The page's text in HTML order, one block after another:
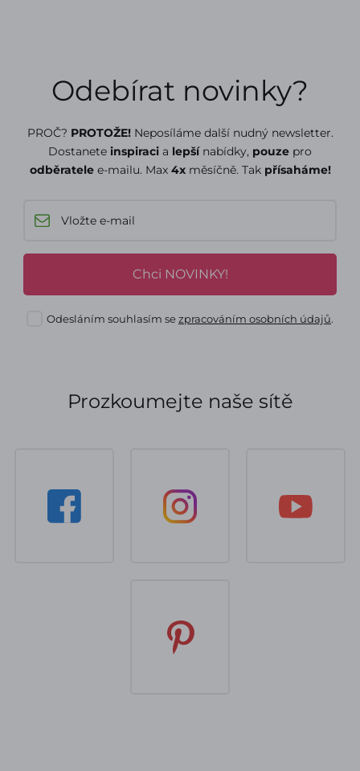
Odebírat novinky?
PROČ? PROTOŽE! Neposíláme další nudný newsletter.
Dostanete inspiraci a lepšínabídky, pouze pro
odběratelee-mailu. Max 4xměsíčně. Tak přísaháme!
Chci NOVINKY!
Odesláním souhlasím sezpracováním osobních údajů.
Prozkoumejte naše sítě